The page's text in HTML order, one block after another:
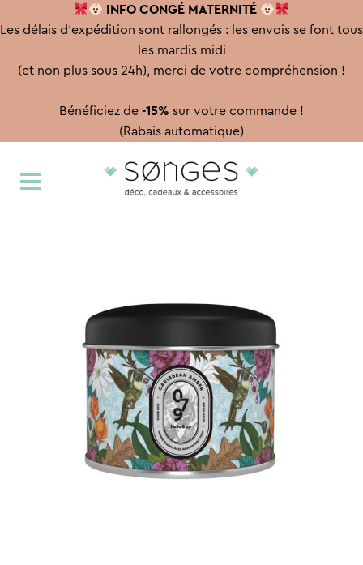
INFO CONGÉ MATERNITÉ
Les délais d'expédition sont rallongés : les envois se font tous
les mardis midi
(et non plus sous 24h), merci de votre compréhension !
Bénéficiez de -15% sur votre commande !
(Rabais automatique)
à
au